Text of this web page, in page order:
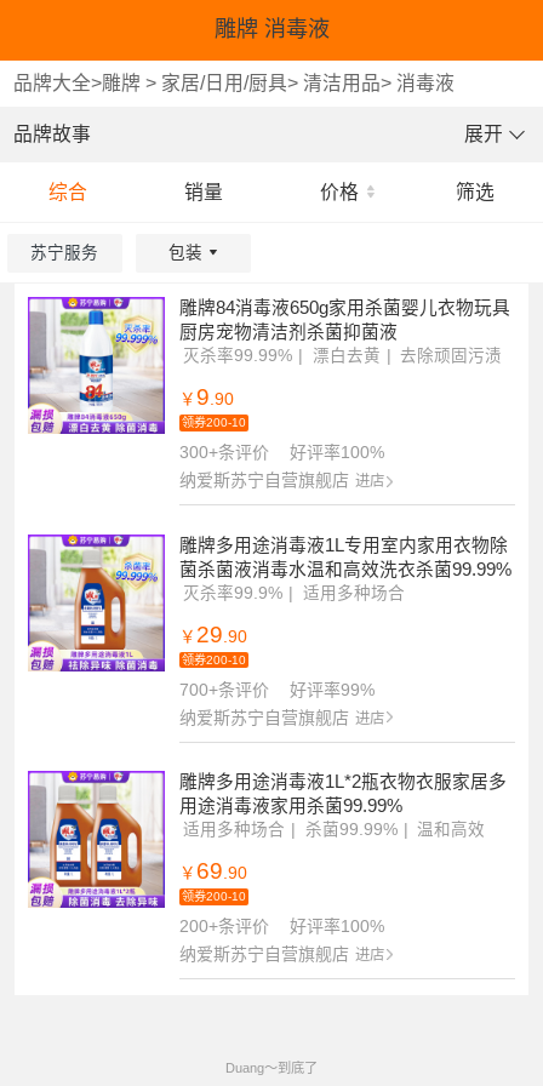
雕牌 消毒液
品牌大全>雕牌 > 家居/日用/厨具> 清洁用品>消毒液
品牌故事 展开
综合 销量 价格 筛选
苏宁服务 包装
重选 确认
雕牌84消毒液650g家用杀菌婴儿衣物玩具
厨房宠物清洁剂杀菌抑菌液
灭杀率99.99% 漂白去黄 去除顽固污渍
￥ 9.90
领券200-10
300+条评价
好评率100%
纳爱斯苏宁自营旗舰店 进店
雕牌多用途消毒液1L专用室内家用衣物除
菌杀菌液消毒水温和高效洗衣杀菌99.99%
灭杀率99.9%
适用多种场合
￥ 29 .90
领券200-10
700+条评价
好评率99%
纳爱斯苏宁自营旗舰店 进店
雕牌多用途消毒液1L*2瓶衣物衣服家居多
用途消毒液家用杀菌99.99%
适用多种场合 杀菌99.99% 温和高效
￥ 69.90
领券200-10
200+条评价
好评率100%
纳爱斯苏宁自营旗舰店 进店
Duang～到底了